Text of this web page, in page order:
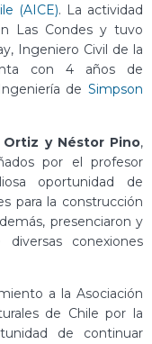
(AICE). La actividad
Las Condes y tuvo
Ingeniero Civil de la
con 4 años de
de Simpson
Ortiz y Néstor Pino,
por el profesor
oportunidad de
para la construcción
presenciaron y
conexiones
a la Asociación
de Chile por la
de continuar